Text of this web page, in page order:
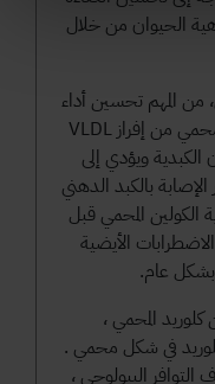
الحيوان من خلال
من المهم تحسين أداء
الكبد. تزيد مكملات الكولين في شكل محمي من إفراز VLDL
ويؤدي إلى
بالكبد الدهني
الكولين المحمي قبل
الأيضية
بشكل عام.
المحمي ،
كلوريد في شكل محمي .
البيولوجي ،